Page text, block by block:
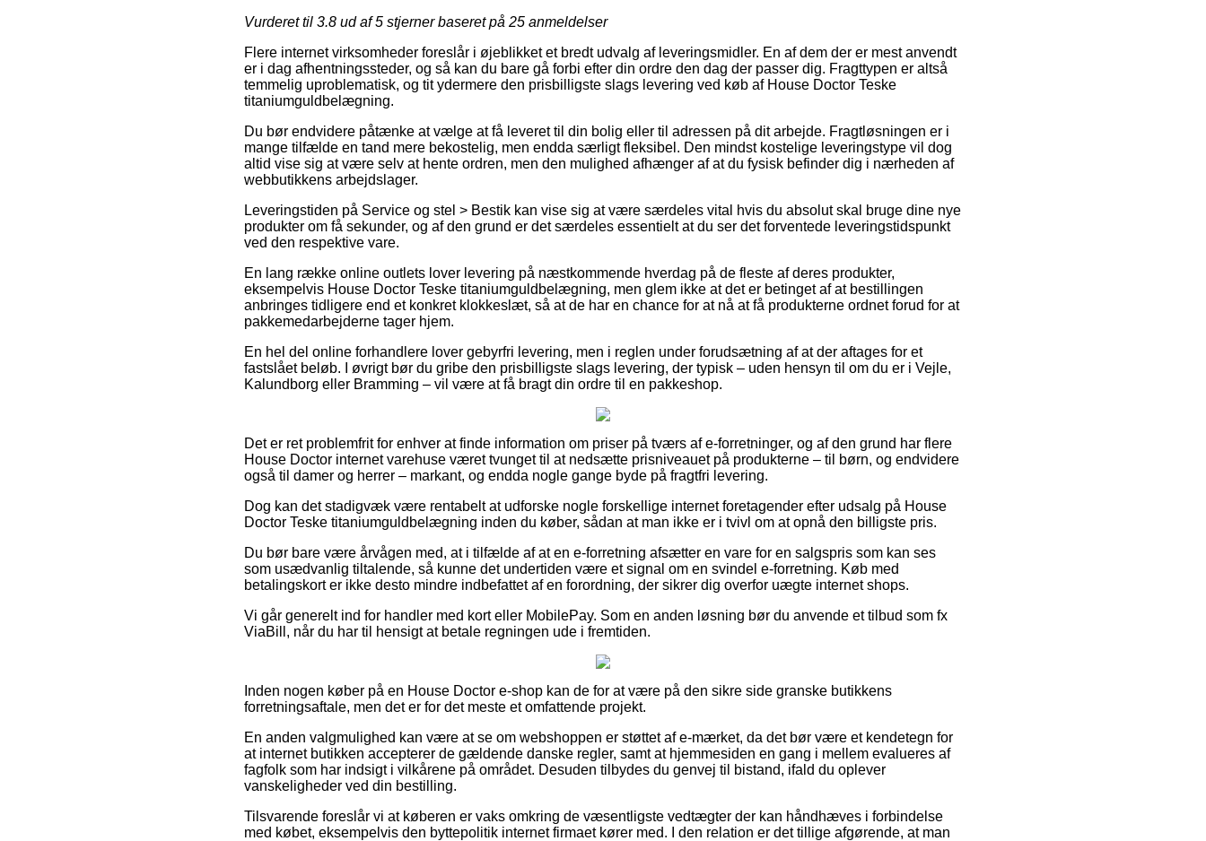
Vurderet til 3.8 ud af 5 stjerner baseret på 25 anmeldelser
Flere internet virksomheder foreslår i øjeblikket et bredt udvalg af leveringsmidler. En af dem der er mest anvendt
er i dag afhentningssteder, og så kan du bare gå forbi efter din ordre den dag der passer dig. Fragttypen er altså
temmelig uproblematisk, og tit ydermere den prisbilligste slags levering ved køb af House Doctor Teske
titaniumguldbelægning.
Du bør endvidere påtænke at vælge at få leveret til din bolig eller til adressen på dit arbejde. Fragtløsningen er i
mange tilfælde en tand mere bekostelig, men endda særligt fleksibel. Den mindst kostelige leveringstype vil dog
altid vise sig at være selv at hente ordren, men den mulighed afhænger af at du fysisk befinder dig i nærheden af
webbutikkens arbejdslager.
Leveringstiden på Service og stel > Bestik kan vise sig at være særdeles vital hvis du absolut skal bruge dine nye
produkter om få sekunder, og af den grund er det særdeles essentielt at du ser det forventede leveringstidspunkt
ved den respektive vare.
En lang række online outlets lover levering på næstkommende hverdag på de fleste af deres produkter,
eksempelvis House Doctor Teske titaniumguldbelægning, men glem ikke at det er betinget af at bestillingen
anbringes tidligere end et konkret klokkeslæt, så at de har en chance for at nå at få produkterne ordnet forud for at
pakkemedarbejderne tager hjem.
En hel del online forhandlere lover gebyrfri levering, men i reglen under forudsætning af at der aftages for et
fastslået beløb. I øvrigt bør du gribe den prisbilligste slags levering, der typisk – uden hensyn til om du er i Vejle,
Kalundborg eller Bramming – vil være at få bragt din ordre til en pakkeshop.
Det er ret problemfrit for enhver at finde information om priser på tværs af e-forretninger, og af den grund har flere
House Doctor internet varehuse været tvunget til at nedsætte prisniveauet på produkterne – til børn, og endvidere
også til damer og herrer – markant, og endda nogle gange byde på fragtfri levering.
Dog kan det stadigvæk være rentabelt at udforske nogle forskellige internet foretagender efter udsalg på House
Doctor Teske titaniumguldbelægning inden du køber, sådan at man ikke er i tvivl om at opnå den billigste pris.
Du bør bare være årvågen med, at i tilfælde af at en e-forretning afsætter en vare for en salgspris som kan ses
som usædvanlig tiltalende, så kunne det undertiden være et signal om en svindel e-forretning. Køb med
betalingskort er ikke desto mindre indbefattet af en forordning, der sikrer dig overfor uægte internet shops.
Vi går generelt ind for handler med kort eller MobilePay. Som en anden løsning bør du anvende et tilbud som fx
ViaBill, når du har til hensigt at betale regningen ude i fremtiden.
Inden nogen køber på en House Doctor e-shop kan de for at være på den sikre side granske butikkens
forretningsaftale, men det er for det meste et omfattende projekt.
En anden valgmulighed kan være at se om webshoppen er støttet af e-mærket, da det bør være et kendetegn for
at internet butikken accepterer de gældende danske regler, samt at hjemmesiden en gang i mellem evalueres af
fagfolk som har indsigt i vilkårene på området. Desuden tilbydes du genvej til bistand, ifald du oplever
vanskeligheder ved din bestilling.
Tilsvarende foreslår vi at køberen er vaks omkring de væsentligste vedtægter der kan håndhæves i forbindelse
med købet, eksempelvis den byttepolitik internet firmaet kører med. I den relation er det tillige afgørende, at man